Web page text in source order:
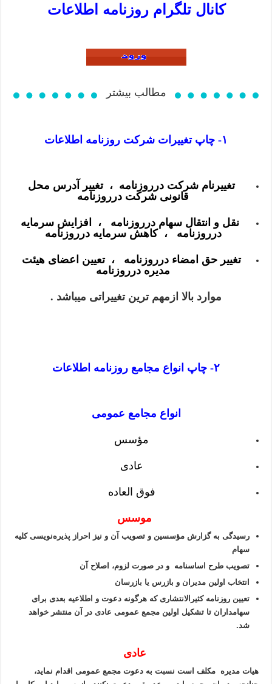
کانال تلگرام روزنامه اطلاعات
مطالب بیشتر
۱- چاپ تغییرات شرکت روزنامه اطلاعات
تغییرنام شرکت درروزنامه ،تغییر آدرس محل
قانونی شرکت درروزنامه
نقل و انتقال سهام درروزنامه ، افزایش سرمایه
درروزنامه ، کاهش سرمایه درروزنامه
تغییر حق امضاء درروزنامه ، تعیین اعضای هیئت
مدیره درروزنامه
موارد بالا ازمهم ترین تغییراتی میباشد .
۲- چاپ انواع مجامع روزنامه اطلاعات
انواع مجامع عمومی
مؤسس
عادی
فوق العاده
موسس
رسیدگی به گزارش مؤسسین و تصویب آن و نیز احراز پذیره‌نویسی کلیه
سهام
تصویب طرح اساسنامه و در صورت لزوم، اصلاح آن
انتخاب اولین مدیران و بازرس یا بازرسان
تعیین روزنامه کثیرالانتشاری که هرگونه دعوت و اطلاعیه بعدی برای
سهامداران تا تشکیل اولین مجمع عمومی عادی در آن منتشر خواهد
شد.
عادی
هیات مدیره مکلف است نسبت به دعوت مجمع عمومی اقدام نماید،